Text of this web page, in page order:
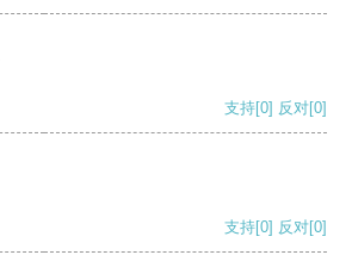
支持[0] 反对[0]
支持[0] 反对[0]